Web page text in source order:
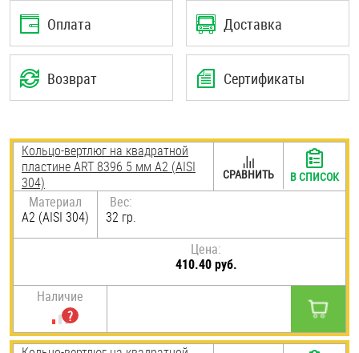
Шплинты
Штифты и пальцы
Оплата Доставка
Возврат Сертификаты
Кольцо-вертлюг на квадратной
пластине ART 8396 5 мм А2 (AISI
304)
Материал
А2 (AISI 304)
Вес:
32 гр.
Цена:
410.40 руб.
Наличие
СРАВНИТЬ В СПИСОК